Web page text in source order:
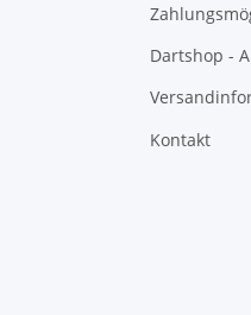
Dartshop -
Kontakt